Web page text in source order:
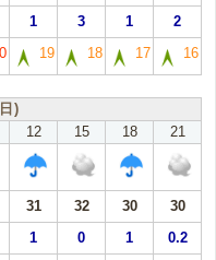
1 3 1 2
19 18 17 16
)
12 15 18 21
31 32 30
30
1 0 1 0.2